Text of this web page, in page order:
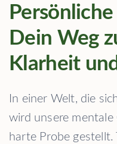
Dein Weg
Klarheit
In einer Welt, die
wird unsere
harte Probe gestellt.